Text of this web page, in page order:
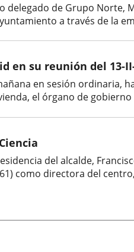
delegado de Grupo
a través de la
en su reunión del 13-
en sesión ordinaria,
el órgano de
del alcalde,
como directora del